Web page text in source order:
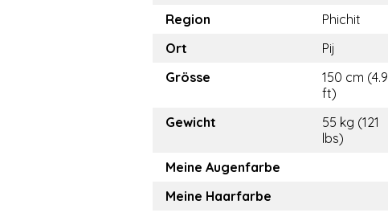
Region
Phichit
Ort
Pij
Grösse
150 cm (4.9
ft)
Gewicht
55 kg (121
lbs)
Meine Augenfarbe
Meine Haarfarbe